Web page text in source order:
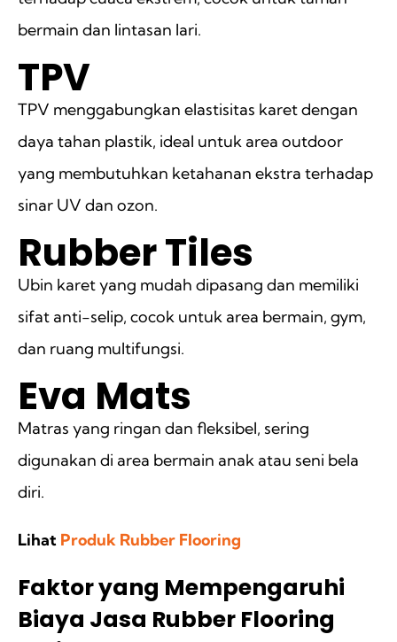
bermain dan lintasan lari.
TPV
TPV menggabungkan elastisitas karet dengan
daya tahan plastik, ideal untuk area outdoor
yang membutuhkan ketahanan ekstra terhadap
sinar UV dan ozon.
Rubber Tiles
Ubin karet yang mudah dipasang dan memiliki
sifat anti-selip, cocok untuk area bermain, gym,
dan ruang multifungsi.
Eva Mats
Matras yang ringan dan fleksibel, sering
digunakan di area bermain anak atau seni bela
diri.
Lihat Produk Rubber Flooring
Faktor yang Mempengaruhi
Biaya Jasa Rubber Flooring